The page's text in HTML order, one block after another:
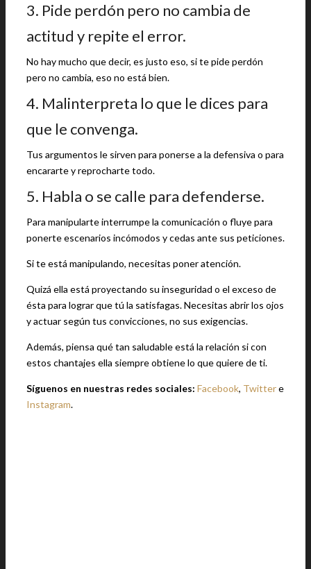
3. Pide perdón pero no cambia de
actitud y repite el error.
No hay mucho que decir, es justo eso, si te pide perdón
pero no cambia, eso no está bien.
4. Malinterpreta lo que le dices para
que le convenga.
Tus argumentos le sirven para ponerse a la defensiva o para
encararte y reprocharte todo.
5. Habla o se calle para defenderse.
Para manipularte interrumpe la comunicación o fluye para
ponerte escenarios incómodos y cedas ante sus peticiones.
Si te está manipulando, necesitas poner atención.
Quizá ella está proyectando su inseguridad o el exceso de
ésta para lograr que tú la satisfagas. Necesitas abrir los ojos
y actuar según tus convicciones, no sus exigencias.
Además, piensa qué tan saludable está la relación si con
estos chantajes ella siempre obtiene lo que quiere de ti.
Síguenos en nuestras redes sociales: Facebook, Twittere
Instagram.